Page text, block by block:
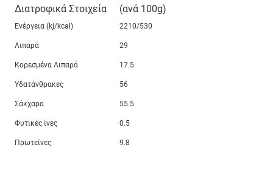
Διατροφικά Στοιχεία (ανά 100g)
Ενέργεια (kj/kcal) 2210/530
Λιπαρά 29
Κορεσμένα Λιπαρά 17.5
Υδατάνθρακες 56
Σάκχαρα 55.5
Φυτικές ίνες 0.5
Πρωτείνες 9.8